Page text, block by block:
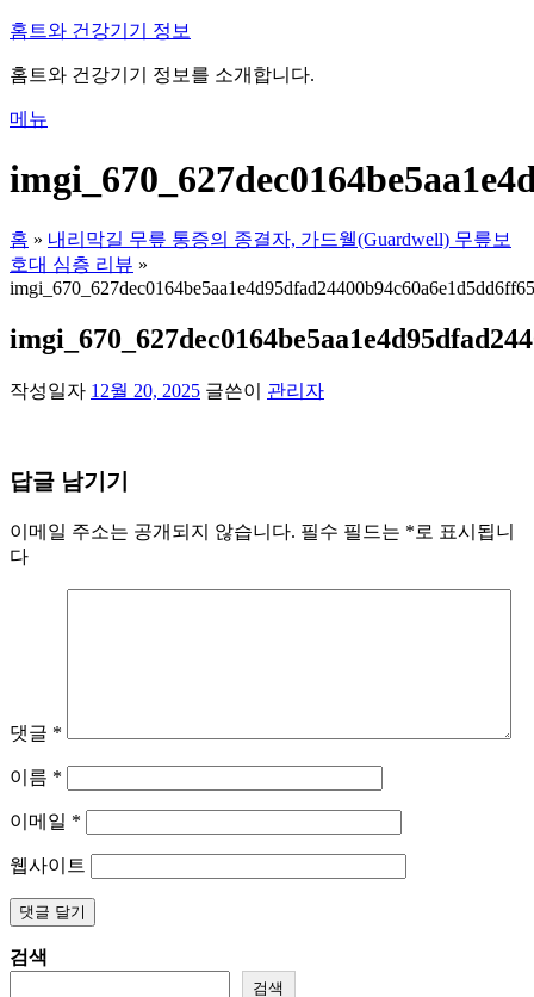
내
으
바
가
홈트와 건강기기 정보
홈트와 건강기기 정보를 소개합니다.
메뉴
홈 » 내리막길 무릎 통증의 종결자, 가드웰(Guardwell) 무릎보
호대 심층 리뷰 »
작성일자 12월 20, 2025 글쓴이 관리자
답글 남기기
이메일 주소는 공개되지 않습니다. 필수 필드는 *로 표시됩니
다
댓글 *
이름 *
이메일 *
웹사이트
검색
검색